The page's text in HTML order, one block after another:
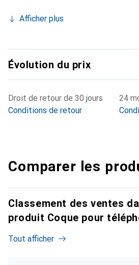
Afficher plus
Évolution du prix
Droit de retour de 30 jours
Conditions de retour
24
Comparer les
Classement des ventes
produit Coque pour
Tout afficher